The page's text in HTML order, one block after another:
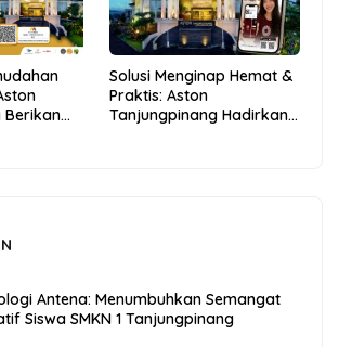
Berikan
Solusi Menginap Hemat &
Praktis: Aston
Tanjungpinang Hadirkan
Antena: Menumbuhkan Semangat
Siswa SMKN 1 Tanjungpinang